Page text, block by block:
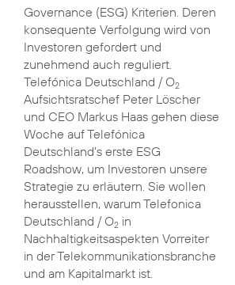
Governance (ESG) Kriterien. Deren
konsequente Verfolgung wird von
Investoren gefordert und
zunehmend auch reguliert.
Telefónica Deutschland / O2
Aufsichtsratschef Peter Löscher
und CEO Markus Haas gehen diese
Woche auf Telefónica
Deutschland’s erste ESG
Roadshow, um Investoren unsere
Strategie zu erläutern. Sie wollen
herausstellen, warum Telefonica
Deutschland / O2in
Nachhaltigkeitsaspekten Vorreiter
in der Telekommunikationsbranche
und am Kapitalmarkt ist.